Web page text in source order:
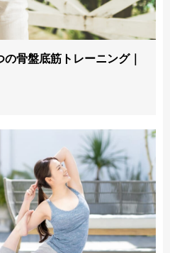
の骨盤底筋トレーニング｜